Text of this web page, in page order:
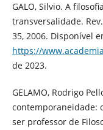
GALO, Silvio. A
transversalidade.
35, 2006. Disponível
https://
de 2023.
GELAMO, Rodrigo
contemporaneidade:
ser professor de